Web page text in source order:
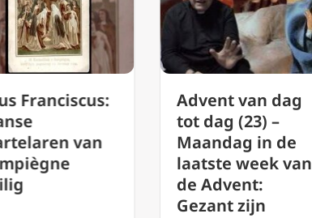
Franciscus:
van
Advent van dag
tot dag (23) –
Maandag in de
laatste week van
de Advent:
Gezant zijn